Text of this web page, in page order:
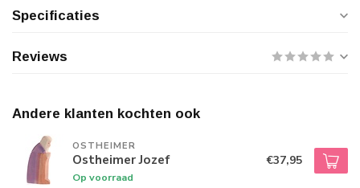
Specificaties
Reviews
Andere klanten kochten ook
OSTHEIMER
Ostheimer Jozef
Op voorraad
€37,95